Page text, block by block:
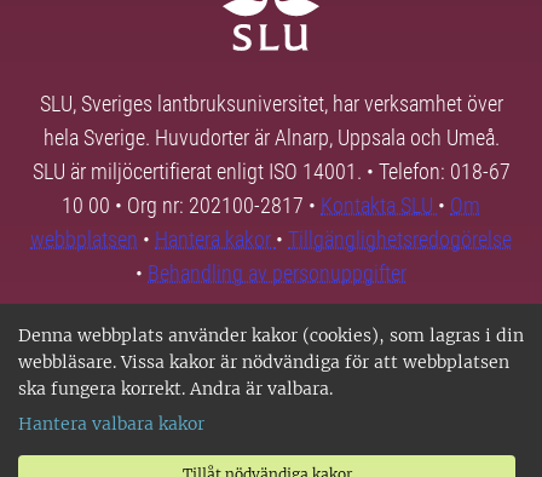
Denna webbplats använder kakor (cookies), som lagras i din
webbläsare. Vissa kakor är nödvändiga för att webbplatsen
ska fungera korrekt. Andra är valbara.
Hantera valbara kakor
SLU, Sveriges lantbruksuniversitet, har verksamhet över
hela Sverige. Huvudorter är Alnarp, Uppsala och Umeå.
SLU är miljöcertifierat enligt ISO 14001. • Telefon: 018-67
10 00 • Org nr: 202100-2817 • Kontakta SLU • Om
webbplatsen • Hantera kakor • Tillgänglighetsredogörelse
• Behandling av personuppgifter